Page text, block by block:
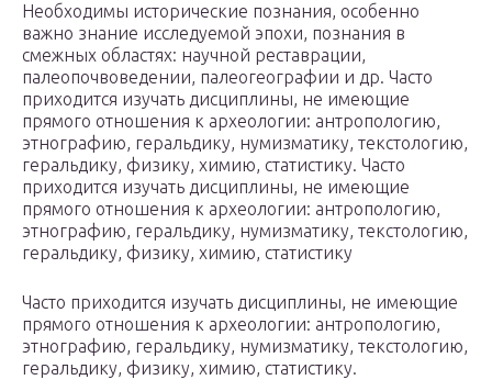
Необходимы исторические познания, особенно
важно знание исследуемой эпохи, познания в
смежных областях: научной реставрации,
палеопочвоведении, палеогеографии и др. Часто
приходится изучать дисциплины, не имеющие
прямого отношения к археологии: антропологию,
этнографию, геральдику, нумизматику, текстологию,
геральдику, физику, химию, статистику. Часто
приходится изучать дисциплины, не имеющие
прямого отношения к археологии: антропологию,
этнографию, геральдику, нумизматику, текстологию,
геральдику, физику, химию, статистику
Часто приходится изучать дисциплины, не имеющие
прямого отношения к археологии: антропологию,
этнографию, геральдику, нумизматику, текстологию,
геральдику, физику, химию, статистику.